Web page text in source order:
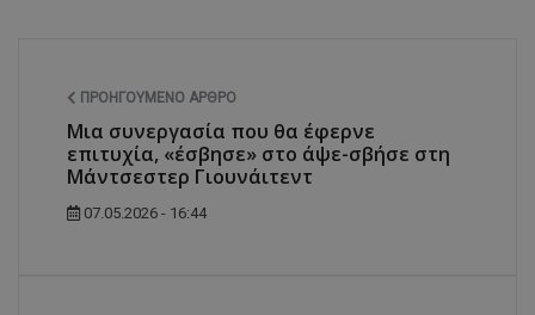
ΠΡΟΗΓΟΎΜΕΝΟ ΆΡΘΡΟ
Μια συνεργασία που θα έφερνε
επιτυχία, «έσβησε» στο άψε-σβήσε στη
Μάντσεστερ Γιουνάιτεντ
07.05.2026 - 16:44